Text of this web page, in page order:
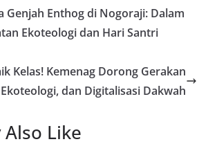
Genjah Enthog di Nogoraji: Dalam
Ekoteologi dan Hari Santri
Kelas! Kemenag Dorong Gerakan
dan Digitalisasi Dakwah
Like